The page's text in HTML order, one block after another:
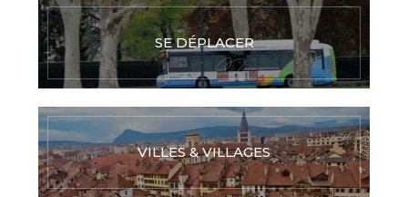
SE DÉPLACER
VILLES & VILLAGES